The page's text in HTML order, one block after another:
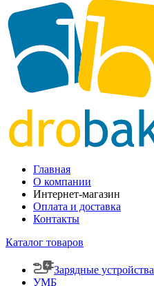
Главная
О компании
Интернет-магазин
Оплата и доставка
Контакты
Каталог товаров
Зарядные устройства
УМБ